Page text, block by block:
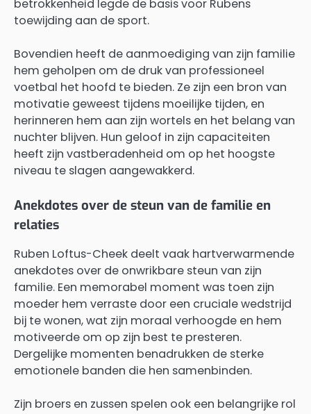
betrokkenheid legde de basis voor Rubens
toewijding aan de sport.
Bovendien heeft de aanmoediging van zijn familie
hem geholpen om de druk van professioneel
voetbal het hoofd te bieden. Ze zijn een bron van
motivatie geweest tijdens moeilijke tijden, en
herinneren hem aan zijn wortels en het belang van
nuchter blijven. Hun geloof in zijn capaciteiten
heeft zijn vastberadenheid om op het hoogste
niveau te slagen aangewakkerd.
Anekdotes over de steun van de familie en
relaties
Ruben Loftus-Cheek deelt vaak hartverwarmende
anekdotes over de onwrikbare steun van zijn
familie. Een memorabel moment was toen zijn
moeder hem verraste door een cruciale wedstrijd
bij te wonen, wat zijn moraal verhoogde en hem
motiveerde om op zijn best te presteren.
Dergelijke momenten benadrukken de sterke
emotionele banden die hen samenbinden.
Zijn broers en zussen spelen ook een belangrijke rol